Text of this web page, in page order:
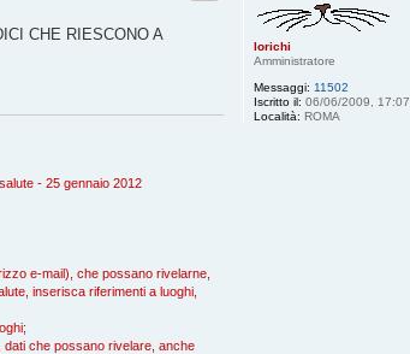
lorichi
Amministratore
Messaggi: 11502
Iscritto il: 06/06/2009, 17:07
Località: ROMA
CHE RIESCONO A
- 25 gennaio 2012
e-mail), che possano rivelarne,
inserisca riferimenti a luoghi,
dati che possano rivelare, anche